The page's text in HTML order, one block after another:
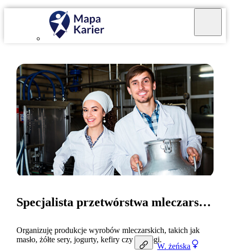
W. żeńska
Specjalista przetwórstwa mleczarskiego
Organizuję produkcje wyrobów mleczarskich, takich jak
masło, żółte sery, jogurty, kefiry czy twarogi.